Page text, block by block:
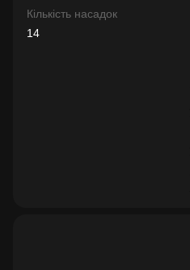
Кількість насадок
14